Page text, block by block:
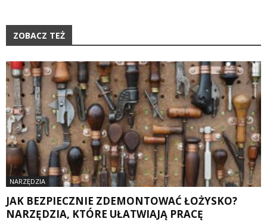
ZOBACZ TEŻ
NARZĘDZIA
JAK BEZPIECZNIE ZDEMONTOWAĆ ŁOŻYSKO?
NARZĘDZIA, KTÓRE UŁATWIAJĄ PRACĘ